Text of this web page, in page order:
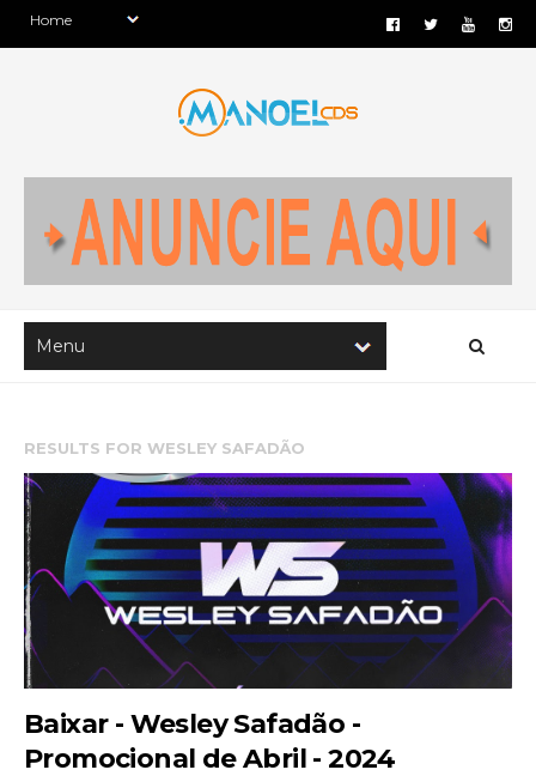
RESULTS FOR WESLEY SAFADÃO
Baixar - Wesley Safadão -
Promocional de Abril - 2024